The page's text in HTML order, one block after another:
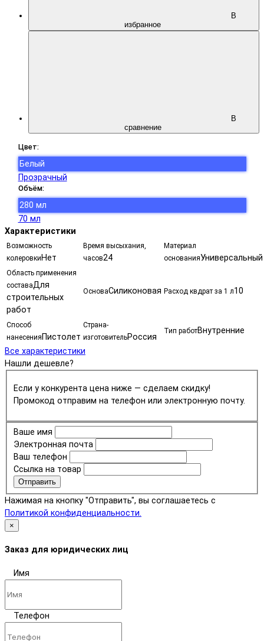
В
избранное
В
сравнение
Цвет:
Белый
Прозрачный
Объём:
280 мл
70 мл
Характеристики
Возможность
колеровки Нет
Время высыхания,
часов24
Материал
основанияУниверсальный
Область применения
составаДля
строительных
работ
ОсноваСиликоновая Расход квдрат за 1 л10
Способ
нанесения Пистолет
Страна-
изготовительРоссия
Тип работВнутренние
Все характеристики
Нашли дешевле?
Если у конкурента цена ниже — сделаем скидку!
Промокод отправим на телефон или электронную почту.
Ваше имя
Электронная почта
Ваш телефон
Ссылка на товар
Отправить
Нажимая на кнопку "Отправить", вы соглашаетесь с
Политикой конфиденциальности.
×
Заказ для юридических лиц
Имя
Телефон